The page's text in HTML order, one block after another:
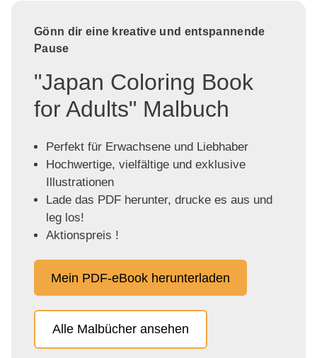
Gönn dir eine kreative und entspannende
Pause
"Japan Coloring Book
for Adults" Malbuch
Perfekt für Erwachsene und Liebhaber
Hochwertige, vielfältige und exklusive
Illustrationen
Lade das PDF herunter, drucke es aus und
leg los!
Aktionspreis !
Mein PDF-eBook herunterladen
Alle Malbücher ansehen